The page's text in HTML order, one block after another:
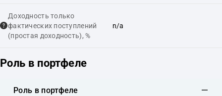
Доходность только
фактических поступлений
(простая доходность), %
n/a
Роль в портфеле
Роль в портфеле